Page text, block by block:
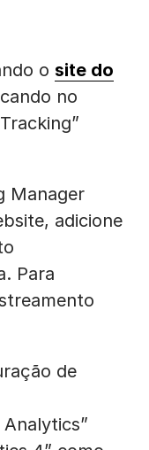
o site do
no
Manager
adicione
Para
de